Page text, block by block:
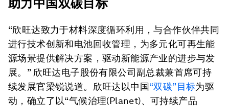
助力中国双碳目标
“欣旺达致力于材料深度循环利用，与合作伙伴共同
进行技术创新和电池回收管理，为多元化可再生能
源场景提供解决方案，驱动新能源产业的进步与发
展。” 欣旺达电子股份有限公司副总裁兼首席可持
续发展官梁锐说道。欣旺达以中国“双碳”目标为驱
动，确立了以“气候治理(Planet)、可持续产品